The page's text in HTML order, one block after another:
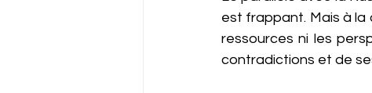
est frappant. Mais à la
ressources ni les
contradictions et de